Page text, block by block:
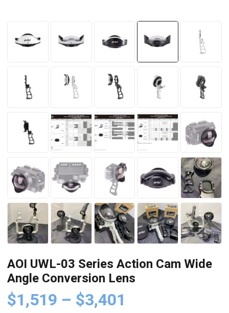
AOI UWL-03 Series Action Cam Wide
Angle Conversion Lens
$1,519 – $3,401